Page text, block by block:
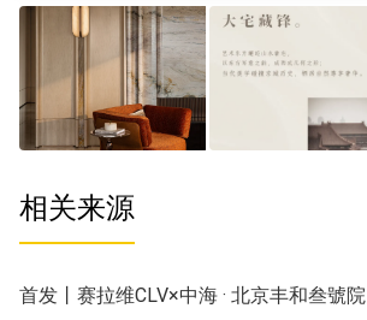
相关来源
首发丨赛拉维CLV×中海 · 北京丰和叁號院